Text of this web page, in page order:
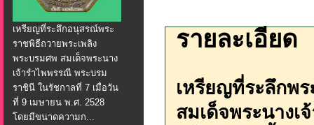
เหรียญที่ระลึกอนุสรณ์พระ
ราชพิธีถวายพระเพลิง
พระบรมศพ สมเด็จพระนาง
เจ้ารำไพพรรณี พระบรม
ราชินี ในรัชกาลที่ 7 เมื่อวัน
ที่ 9 เมษายน พ.ศ. 2528
โดยมีขนาดความก...
รายละเอียด
เหรียญที่ระลึกพ
สมเด็จพระนาง